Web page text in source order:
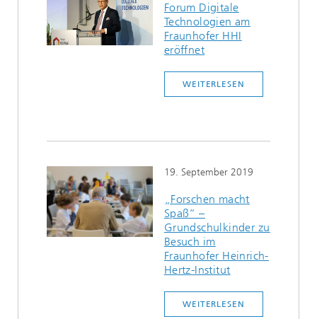
Forum Digitale
Technologien am
Fraunhofer HHI
eröffnet
WEITERLESEN
19. September 2019
„Forschen macht
Spaß“ –
Grundschulkinder zu
Besuch im
Fraunhofer Heinrich-
Hertz-Institut
WEITERLESEN